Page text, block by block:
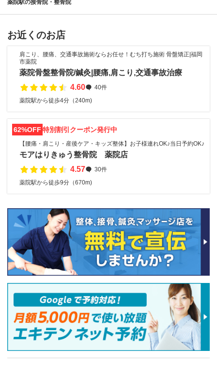
薬院駅の接骨院・整骨院
お近くのお店
肩こり、腰痛、交通事故施術ならお任せ！むち打ち施術 骨盤矯正|福岡
市薬院
薬院骨盤整骨院/鍼灸|腰痛,肩こり,交通事故治療
4.60
40件
薬院駅から徒歩4分（240m)
62%OFF 特別割引クーポン発行中
【腰痛・肩こり・産後ケア・キッズ整体】お子様連れOK♪当日予約OK♪
モアはりきゅう整骨院 薬院店
4.57
30件
薬院駅から徒歩9分（670m)